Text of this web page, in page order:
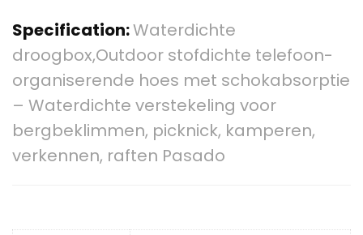
Specification:Waterdichte
droogbox,Outdoor stofdichte telefoon-
organiserende hoes met schokabsorptie
– Waterdichte verstekeling voor
bergbeklimmen, picknick, kamperen,
verkennen, raften Pasado